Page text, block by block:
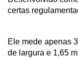
certas
Ele mede apenas
de largura e 1,65